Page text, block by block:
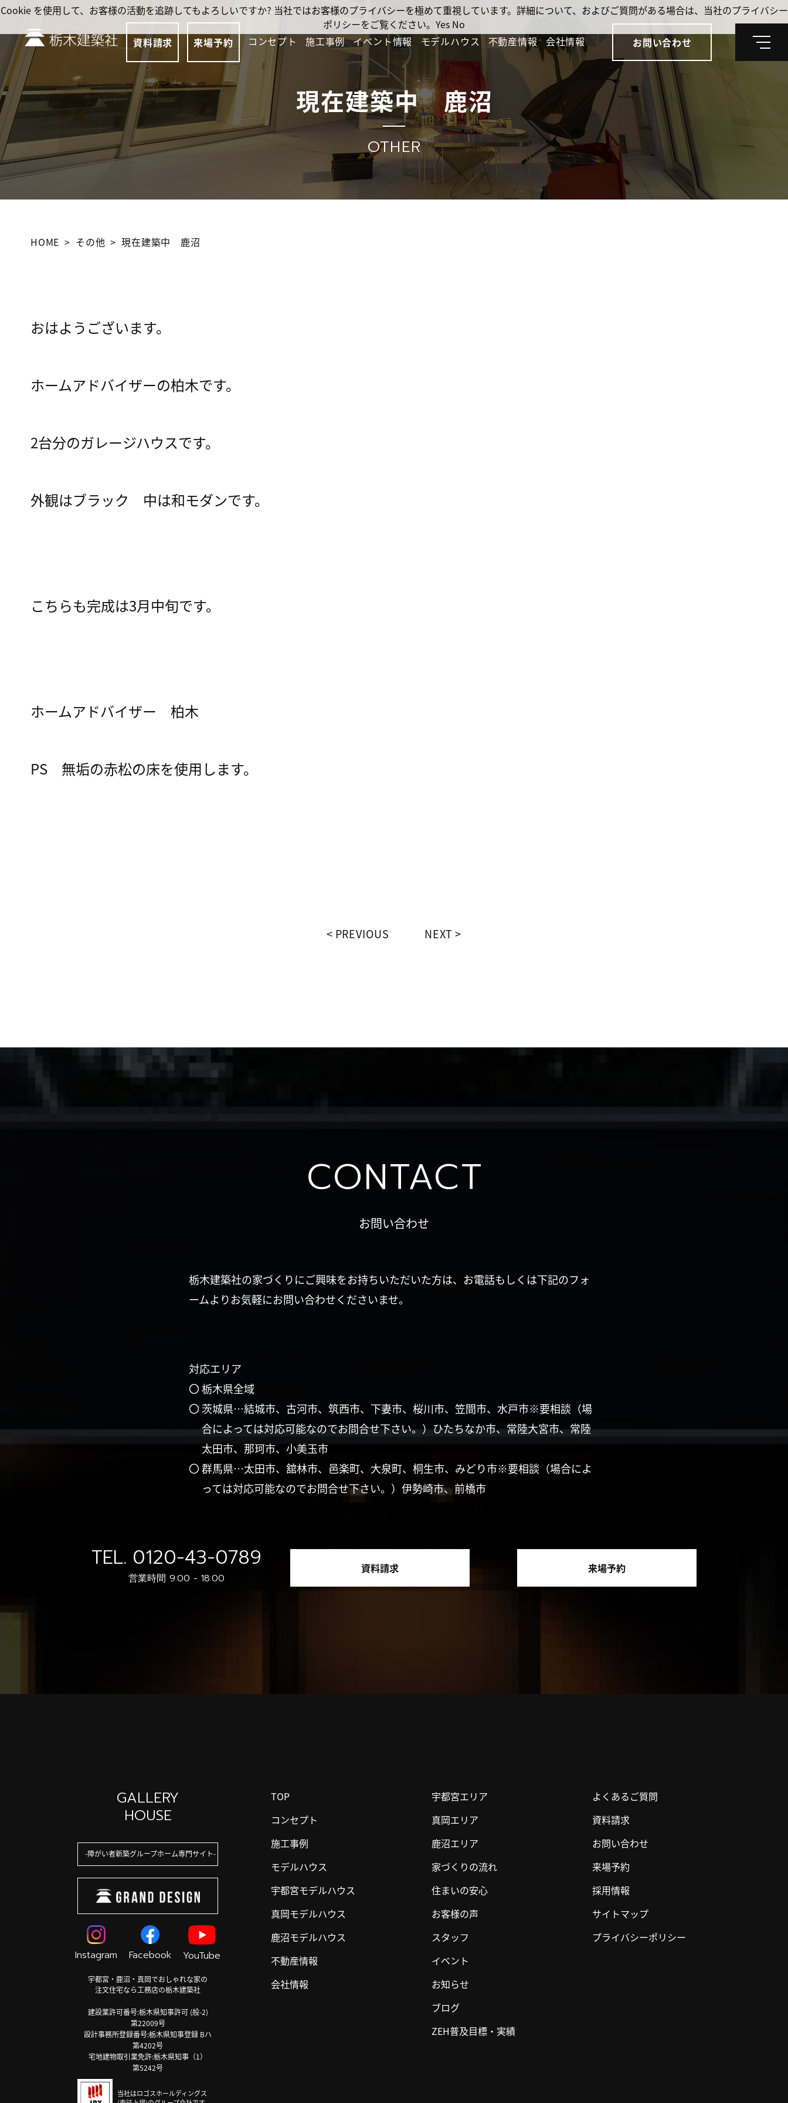
資料請求 来場予約 コンセプト 施工事例 イベント情報 モデルハウス 不動産情報 会社情報 お問い合わせ
メ
現在建築中 鹿沼
OTHER
HOME その他 現在建築中 鹿沼
おはようございます。
ホームアドバイザーの柏木です。
2台分のガレージハウスです。
外観はブラック 中は和モダンです。
こちらも完成は3月中旬です。
ホームアドバイザー 柏木
PS 無垢の赤松の床を使用します。
PREVIOUS NEXT
CONTACT
お問い合わせ
栃木建築社の家づくりにご興味をお持ちいただいた方は、お電話もしくは下記のフォ
ームよりお気軽にお問い合わせくださいませ。
対応エリア
〇 栃木県全域
〇 茨城県…結城市、古河市、筑西市、下妻市、桜川市、笠間市、水戸市※要相談（場
合によっては対応可能なのでお問合せ下さい。）ひたちなか市、常陸大宮市、常陸
太田市、那珂市、小美玉市
〇 群馬県…太田市、舘林市、邑楽町、大泉町、桐生市、みどり市※要相談（場合によ
っては対応可能なのでお問合せ下さい。）伊勢崎市、前橋市
TEL. 0120-43-0789
営業時間 9:00 - 18:00
資料請求 来場予約
GALLERY
HOUSE
障がい者新築グループホーム専門サイト
Instagram Facebook YouTube
宇都宮・鹿沼・真岡でおしゃれな家の
注文住宅なら工務店の栃木建築社
建設業許可番号:栃木県知事許可 (般-2)
第22009号
設計事務所登録番号:栃木県知事登録 Bハ
第4202号
宅地建物取引業免許:栃木県知事（1）
第5242号
当社はロゴスホールディングス
TOP
コンセプト
施工事例
モデルハウス
宇都宮モデルハウス
真岡モデルハウス
鹿沼モデルハウス
不動産情報
会社情報
宇都宮エリア
真岡エリア
鹿沼エリア
家づくりの流れ
住まいの安心
お客様の声
スタッフ
イベント
お知らせ
ブログ
ZEH普及目標・実績
よくあるご質問
資料請求
お問い合わせ
来場予約
採用情報
サイトマップ
プライバシーポリシー
Cookie を使用して、お客様の活動を追跡してもよろしいですか? 当社ではお客様のプライバシーを極めて重視しています。詳細について、およびご質問がある場合は、当社のプライバシー
ポリシーをご覧ください。 Yes No